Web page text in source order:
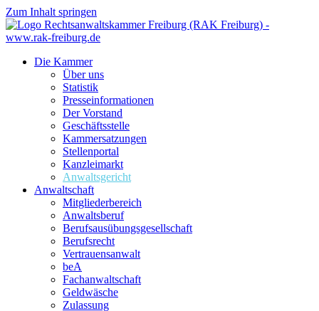
Zum Inhalt springen
Die Kammer
Über uns
Statistik
Presseinformationen
Der Vorstand
Geschäftsstelle
Kammersatzungen
Stellenportal
Kanzleimarkt
Anwaltsgericht
Anwaltschaft
Mitgliederbereich
Anwaltsberuf
Berufsausübungs­gesellschaft
Berufsrecht
Vertrauensanwalt
beA
Fachanwaltschaft
Geldwäsche
Zulassung